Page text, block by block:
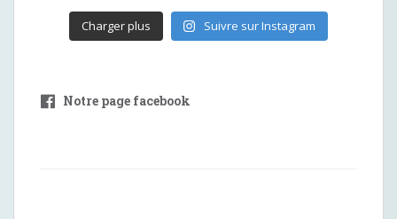
Charger plus Suivre sur Instagram
Notre page facebook